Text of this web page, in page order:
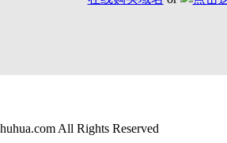
All Rights Reserved